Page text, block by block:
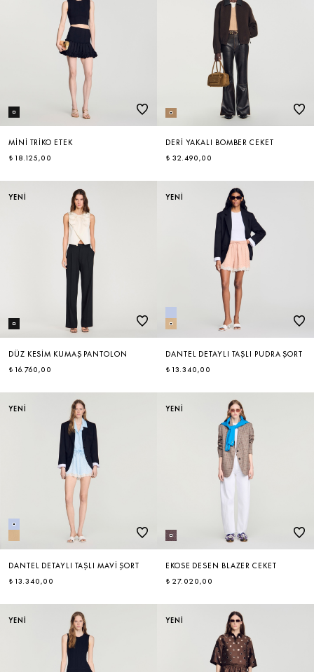
MINI TRIKO ETEK
₺ 18.125,00
DERI YAKALI BOMBER CEKET
₺ 32.490,00
YENİ
DÜZ KESIM KUMAŞ PANTOLON
₺ 16.760,00
YENİ
DANTEL DETAYLI TAŞLI PUDRA ŞORT
₺ 13.340,00
YENİ
DANTEL DETAYLI TAŞLI MAVI ŞORT
₺ 13.340,00
YENİ
EKOSE DESEN BLAZER CEKET
₺ 27.020,00
YENİ YENİ